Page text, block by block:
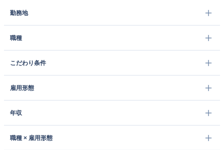
勤務地
職種
こだわり条件
雇用形態
年収
職種 × 雇用形態